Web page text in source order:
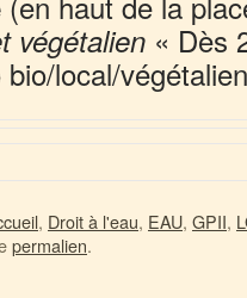
végétalien « Dès
local/
, Droit à l'eau, EAU, GPII,
permalien.